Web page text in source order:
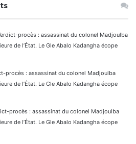
procès : assassinat du colonel Madjoulba
de l’État. Le Gle Abalo Kadangha écope
procès : assassinat du colonel Madjoulba
de l’État. Le Gle Abalo Kadangha écope
procès : assassinat du colonel Madjoulba
de l’État. Le Gle Abalo Kadangha écope